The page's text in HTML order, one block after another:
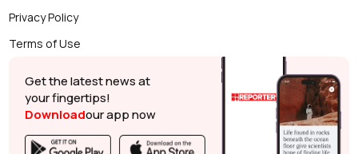
Privacy Policy
Terms of Use
Get the latest news at
your fingertips!
Downloadour app now